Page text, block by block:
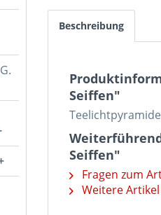
Beschreibung
Seiffen"
Seiffen"
Fragen zum
Weitere